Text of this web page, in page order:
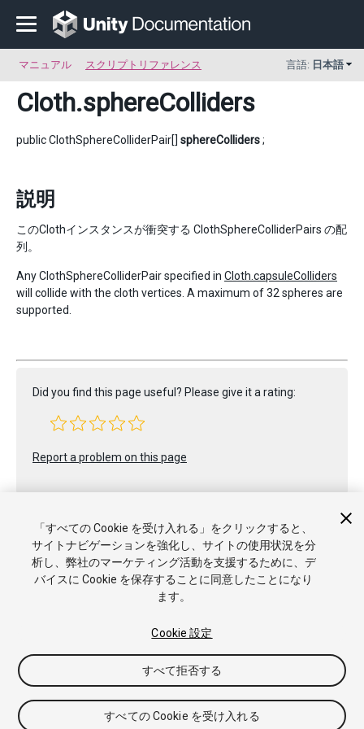
マニュアル スクリプトリファレンス 言語: 日本語
Cloth.sphereColliders
public ClothSphereColliderPair[] sphereColliders;
説明
このClothインスタンスが衝突する ClothSphereColliderPairs の配
列。
Any ClothSphereColliderPair specified in Cloth.capsuleColliders
will collide with the cloth vertices. A maximum of 32 spheres are
supported.
Did you find this page useful? Please give it a rating:
Report a problem on this page
Copyright © 2023 Unity Technologies. Publication 2022.3
ナレッジベース
私の個人情報を販売または共有しない
「すべての Cookie を受け入れる」をクリックすると、
サイトナビゲーションを強化し、サイトの使用状況を分
析し、弊社のマーケティング活動を支援するために、デ
バイスに Cookie を保存することに同意したことになり
ます。
Cookie 設定
すべて拒否する
すべての Cookie を受け入れる